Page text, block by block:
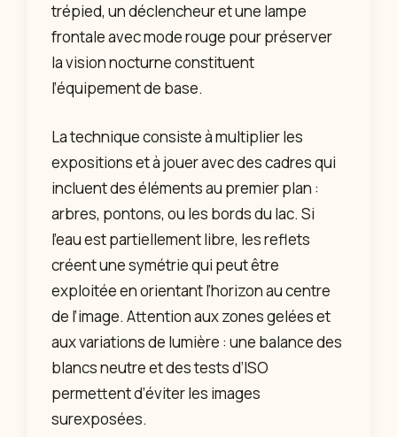
trépied, un déclencheur et une lampe
frontale avec mode rouge pour préserver
la vision nocturne constituent
l’équipement de base.
La technique consiste à multiplier les
expositions et à jouer avec des cadres qui
incluent des éléments au premier plan :
arbres, pontons, ou les bords du lac. Si
l’eau est partiellement libre, les reflets
créent une symétrie qui peut être
exploitée en orientant l’horizon au centre
de l’image. Attention aux zones gelées et
aux variations de lumière : une balance des
blancs neutre et des tests d’ISO
permettent d’éviter les images
surexposées.